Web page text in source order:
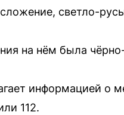
светло-
на нём была
информацией о
112.